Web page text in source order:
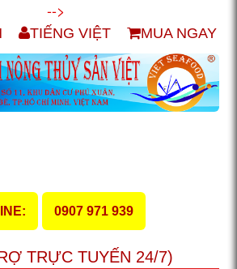
-->
MUA NGAY
TIẾNG VIỆT
0907 971 939
TRỰC TUYẾN 24/7)